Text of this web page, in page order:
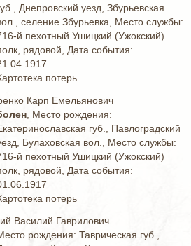
Днепровский уезд, Збурьевская
селение Збурьевка, Место службы:
й пехотный Ушицкий (Ужокский)
рядовой, Дата события:
потерь
Карп Емельянович
, Место рождения:
губ., Павлоградский
Булаховская вол., Место службы:
й пехотный Ушицкий (Ужокский)
рядовой, Дата события:
потерь
Василий Гаврилович
рождения: Таврическая губ.,